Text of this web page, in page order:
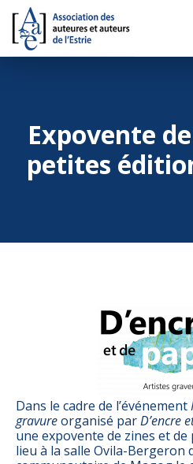
Expovente
petites
Dans le cadre de l’événement
gravureorganisé parD’encre
une expovente de zines et
lieu à la salle Ovila-Bergeron